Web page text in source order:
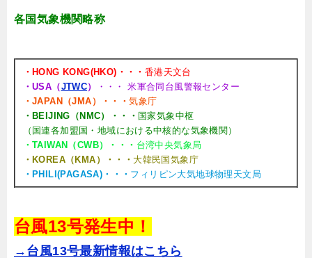
各国気象機関略称
・HONG KONG(HKO)・・・ 香港天文台
・USA（JTWC）
・・・ 米軍合同台風警報センター
・JAPAN（JMA）・・・気象庁
・BEIJING（NMC）・・・ 国家気象中枢
（国連各加盟国・地域における中核的な気象機関）
・TAIWAN（CWB）・・・ 台湾中央気象局
・KOREA（KMA）・・・ 大韓民国気象庁
・PHILI(PAGASA)・・・ フィリピン大気地球物理天文局
台風13号発生中！
→台風13号最新情報はこちら